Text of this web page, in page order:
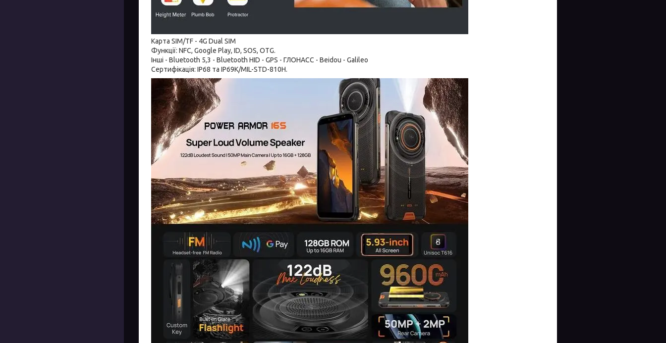
Карта SIM/TF - 4G Dual SIM
Функції: NFC, Google Play, ID, SOS, OTG.
Інші - Bluetooth 5,3 - Bluetooth HID - GPS - ГЛОНАСС - Beidou - Galileo
Сертифікація: IP68 та IP69K/MIL-STD-810H.